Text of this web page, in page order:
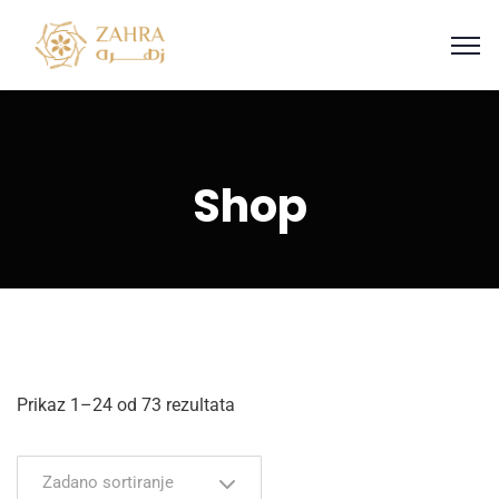
Shop
Prikaz 1–24 od 73 rezultata
Zadano sortiranje